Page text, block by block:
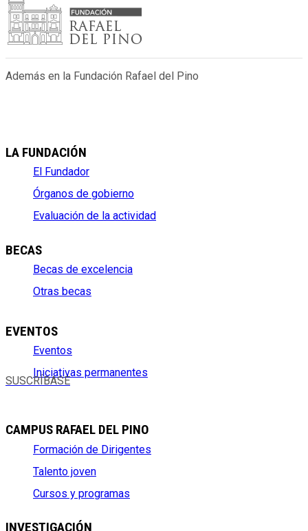
Además en la Fundación Rafael del Pino
LA FUNDACIÓN
El Fundador
Órganos de gobierno
Evaluación de la actividad
BECAS
Becas de excelencia
Otras becas
EVENTOS
Eventos
Iniciativas permanentes
SUSCRÍBASE
CAMPUS RAFAEL DEL PINO
Formación de Dirigentes
Talento joven
Cursos y programas
INVESTIGACIÓN